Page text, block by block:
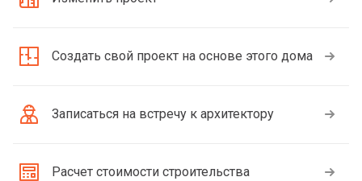
Создать свой проект на основе этого дома
Записаться на встречу к архитектору
Расчет стоимости строительства